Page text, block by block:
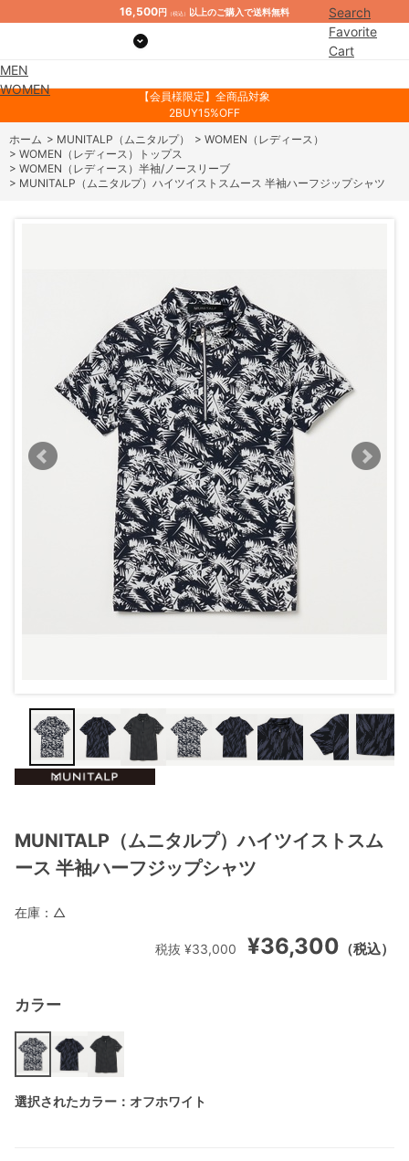
16,500円 （税込） 以上のご購入で送料無料
Search
Favorite
Cart
MEN
WOMEN
【会員様限定】全商品対象
2BUY15%OFF
ホーム > MUNITALP（ムニタルプ） > WOMEN（レディース）
> WOMEN（レディース）トップス
> WOMEN（レディース）半袖/ノースリーブ
> MUNITALP（ムニタルプ）ハイツイストスムース 半袖ハーフジップシャツ
MUNITALP（ムニタルプ）ハイツイストスム
ース 半袖ハーフジップシャツ
¥36,300 （税込）
税抜 ¥33,000
カラー
選択されたカラー：オフホワイト
在庫： △